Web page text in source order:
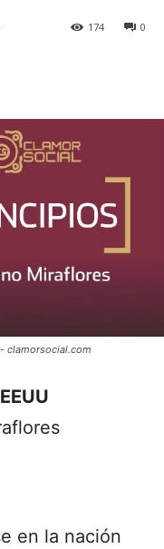
0
174
clamorsocial.com
en la nación